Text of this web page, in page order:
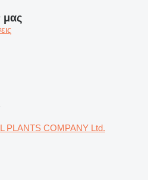
μας
PLANTS COMPANY Ltd.